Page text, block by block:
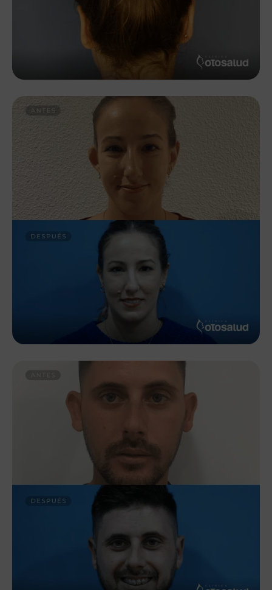
Política de privacidad
En cumplimiento de la Ley Orgánica 3/2018, de 5 de
diciembre, de Protección de Datos Personales y
2016/679, se le informa que los datos personales
facilitados por usted serán incorporados a la base de
datos titularidad de OTOSALUD S.L., con la finalidad de
facilitarle la información solicitada acerca de nuestros
productos y servicios.
El responsable de tratamiento de sus datos es
OTOSALUD S.L.
La base jurídica del tratamiento de la información es el
consentimiento otorgado por el interesado
Los datos personales que usted aporte cuando nos
contacte por medio de los formularios web serán
conservados durante el tiempo necesario para la
atención de su solicitud y mientras no se solicite su
En ningún caso OTOSALUD S.L. utilizará los datos
personales de los interesados para fines distintos de los
anteriormente mencionados, y se compromete a
medidas técnicas y organizativas necesarias para
salvaguardar la información conforme a los
requerimientos de la normativa vigente en materia de
protección de datos.
Puede ejercer los derechos de acceso, rectificación,
cancelación, oposición, portabilidad y limitación de uso
mediante escrito, acompañado de copia de documento
oficial que le identifique, dirigido a OTOSALUD S.L. con
domicilio social en la dirección AVD DE LA MANCHA
1B, PISO 1ºG/PISO 7ºD, 13001 CIUDAD REAL.
Información Adicional Protección Datos
¿Quién es el Responsable del Tratamiento de sus